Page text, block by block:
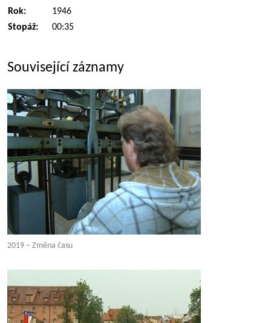
Rok:
1946
Stopáž:
00:35
Související záznamy
2019 – Změna času